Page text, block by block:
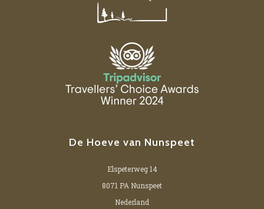
De Hoeve van Nunspeet
Elspeterweg 14
8071 PA Nunspeet
Nederland